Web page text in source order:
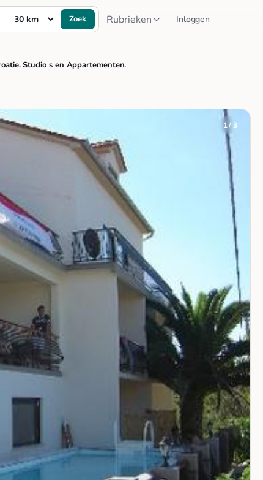
Zoek Rubrieken Inloggen
Studio s en Appartementen.
1 / 3